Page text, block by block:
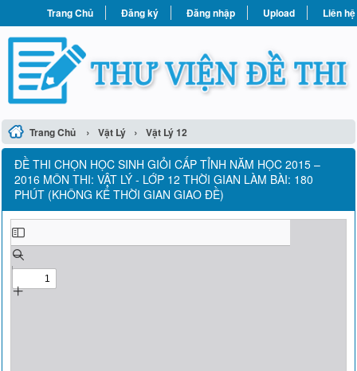
Trang Chủ Đăng ký Đăng nhập Upload Liên hệ
Trang Chủ › Vật Lý › Vật Lý 12
ĐỀ THI CHỌN HỌC SINH GIỎI CẤP TỈNH NĂM HỌC 2015 –
2016 MÔN THI: VẬT LÝ - LỚP 12 THỜI GIAN LÀM BÀI: 180
PHÚT (KHÔNG KỂ THỜI GIAN GIAO ĐỀ)